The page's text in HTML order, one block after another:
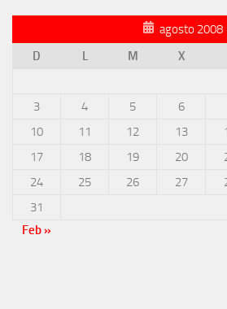
agosto 2008
D
L M X
3
4 5 6
10
11 12 13
17
18 19 20
24
25 26 27
31
Feb »